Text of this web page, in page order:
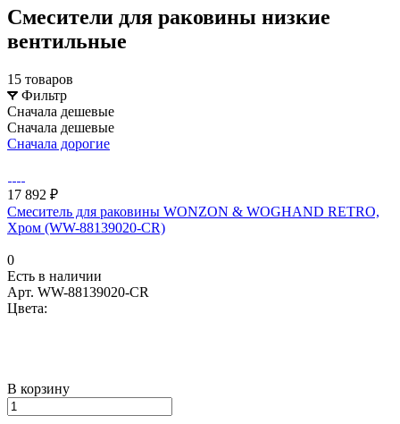
Смесители для раковины низкие
вентильные
15 товаров
Фильтр
Сначала дешевые
Сначала дешевые
Сначала дорогие
17 892 ₽
Смеситель для раковины WONZON & WOGHAND RETRO,
Хром (WW-88139020-CR)
0
Есть в наличии
Арт. WW-88139020-CR
Цвета:
В корзину